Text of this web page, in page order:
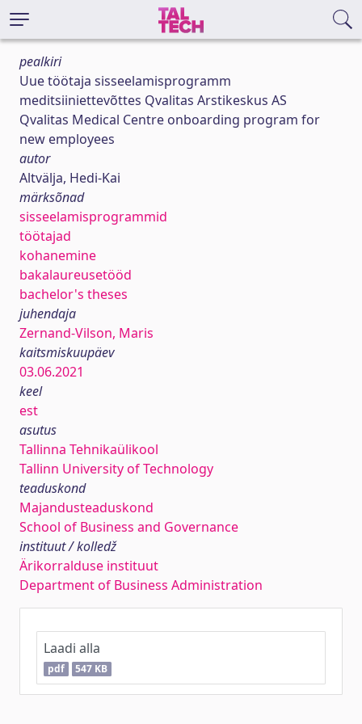
pealkiri
Uue töötaja sisseelamisprogramm
meditsiiniettevõttes Qvalitas Arstikeskus AS
Qvalitas Medical Centre onboarding program for
new employees
autor
Altvälja, Hedi-Kai
märksõnad
sisseelamisprogrammid
töötajad
kohanemine
bakalaureusetööd
bachelor's theses
juhendaja
Zernand-Vilson, Maris
kaitsmiskuupäev
03.06.2021
keel
est
asutus
Tallinna Tehnikaülikool
Tallinn University of Technology
teaduskond
Majandusteaduskond
School of Business and Governance
instituut / kolledž
Ärikorralduse instituut
Department of Business Administration
Laadi alla
pdf 547 KB